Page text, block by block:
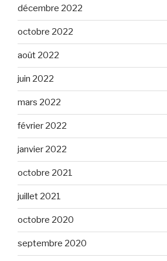
décembre 2022
octobre 2022
août 2022
juin 2022
mars 2022
février 2022
janvier 2022
octobre 2021
juillet 2021
octobre 2020
septembre 2020